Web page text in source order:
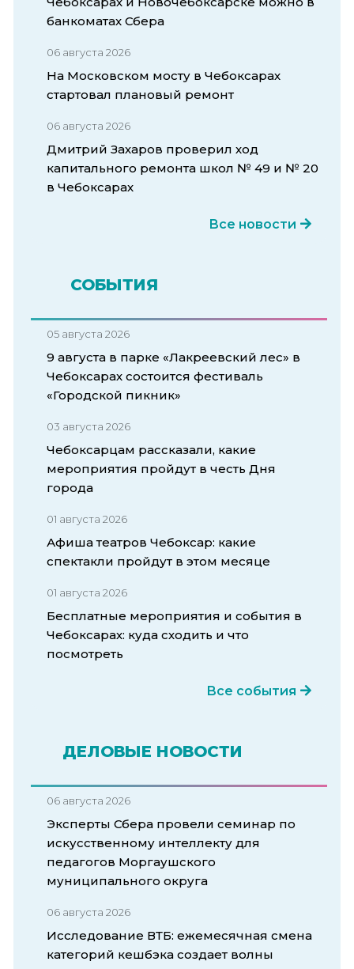
банкоматах Сбера
06 августа 2026
На Московском мосту в Чебоксарах
стартовал плановый ремонт
06 августа 2026
Дмитрий Захаров проверил ход
капитального ремонта школ № 49 и № 20
в Чебоксарах
Все новости
СОБЫТИЯ
05 августа 2026
9 августа в парке «Лакреевский лес» в
Чебоксарах состоится фестиваль
«Городской пикник»
03 августа 2026
Чебоксарцам рассказали, какие
мероприятия пройдут в честь Дня
города
01 августа 2026
Афиша театров Чебоксар: какие
спектакли пройдут в этом месяце
01 августа 2026
Бесплатные мероприятия и события в
Чебоксарах: куда сходить и что
посмотреть
Все события
ДЕЛОВЫЕ НОВОСТИ
06 августа 2026
Эксперты Сбера провели семинар по
искусственному интеллекту для
педагогов Моргаушского
муниципального округа
06 августа 2026
Исследование ВТБ: ежемесячная смена
категорий кешбэка создает волны